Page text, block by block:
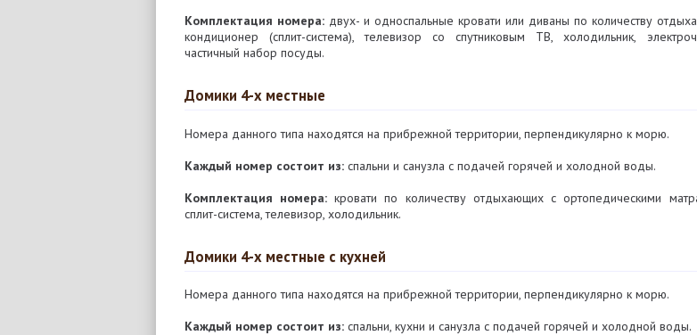
Комплектация номера:двух- и односпальные кровати или диваны по количеству
кондиционер (сплит-система), телевизор со спутниковым ТВ, холодильник,
частичный набор посуды.
Домики 4-х местные
Номера данного типа находятся на прибрежной территории, перпендикулярно к морю.
Каждый номер состоит из:спальни и санузла с подачей горячей и холодной воды.
Комплектация номера:кровати по количеству отдыхающих с ортопедическими
сплит-система, телевизор, холодильник.
Домики 4-х местные с кухней
Номера данного типа находятся на прибрежной территории, перпендикулярно к морю.
Каждый номер состоит из:спальни, кухни и санузла с подачей горячей и холодной воды.